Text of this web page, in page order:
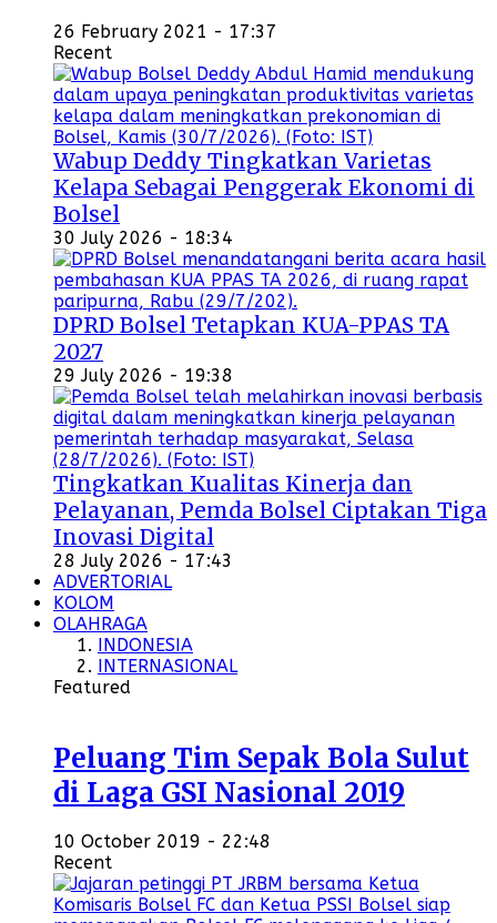
26 February 2021 - 17:37
Recent
Wabup Deddy Tingkatkan Varietas
Kelapa Sebagai Penggerak Ekonomi di
Bolsel
30 July 2026 - 18:34
DPRD Bolsel Tetapkan KUA-PPAS TA
2027
29 July 2026 - 19:38
Tingkatkan Kualitas Kinerja dan
Pelayanan, Pemda Bolsel Ciptakan Tiga
Inovasi Digital
28 July 2026 - 17:43
ADVERTORIAL
KOLOM
OLAHRAGA
INDONESIA
INTERNASIONAL
Featured
Peluang Tim Sepak Bola Sulut
di Laga GSI Nasional 2019
10 October 2019 - 22:48
Recent